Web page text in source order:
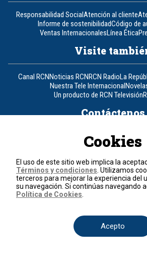
Responsabilidad SocialAtención al cliente
Informe de sostenibilidadCódigo de
Ventas InternacionalesLínea Ética
Visite
Canal RCNNoticias RCNRCN RadioLa
Nuestra Tele Internacional
Un producto de RCN Televisión
Contáctenos
Teléfono+57 (601) 426 92
Política de datos
Política de cookies
Términos y
© 2026, RCN Medios.
Organización Ardila Lülle -
Cookies
El uso de este sitio web implica la
Términos y condiciones . Utilizamos
terceros para mejorar la experiencia del
su navegación. Si continúas navegando
Política de Cookies
Acepto